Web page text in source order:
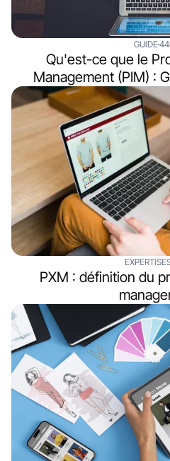
GUIDE
Qu'est-ce que le
Management (PIM) :
PXM : définition du